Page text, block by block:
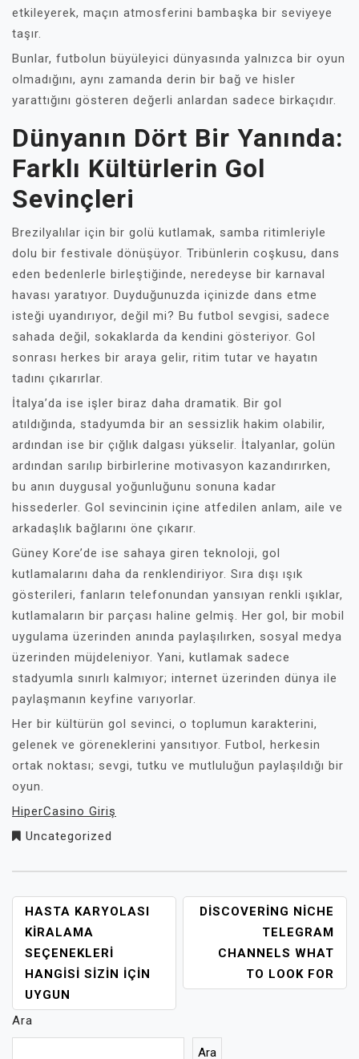
etkileyerek, maçın atmosferini bambaşka bir seviyeye
taşır.
Bunlar, futbolun büyüleyici dünyasında yalnızca bir oyun
olmadığını, aynı zamanda derin bir bağ ve hisler
yarattığını gösteren değerli anlardan sadece birkaçıdır.
Dünyanın Dört Bir Yanında:
Farklı Kültürlerin Gol
Sevinçleri
Brezilyalılar için bir golü kutlamak, samba ritimleriyle
dolu bir festivale dönüşüyor. Tribünlerin coşkusu, dans
eden bedenlerle birleştiğinde, neredeyse bir karnaval
havası yaratıyor. Duyduğunuzda içinizde dans etme
isteği uyandırıyor, değil mi? Bu futbol sevgisi, sadece
sahada değil, sokaklarda da kendini gösteriyor. Gol
sonrası herkes bir araya gelir, ritim tutar ve hayatın
tadını çıkarırlar.
İtalya’da ise işler biraz daha dramatik. Bir gol
atıldığında, stadyumda bir an sessizlik hakim olabilir,
ardından ise bir çığlık dalgası yükselir. İtalyanlar, golün
ardından sarılıp birbirlerine motivasyon kazandırırken,
bu anın duygusal yoğunluğunu sonuna kadar
hissederler. Gol sevincinin içine atfedilen anlam, aile ve
arkadaşlık bağlarını öne çıkarır.
Güney Kore’de ise sahaya giren teknoloji, gol
kutlamalarını daha da renklendiriyor. Sıra dışı ışık
gösterileri, fanların telefonundan yansıyan renkli ışıklar,
kutlamaların bir parçası haline gelmiş. Her gol, bir mobil
uygulama üzerinden anında paylaşılırken, sosyal medya
üzerinden müjdeleniyor. Yani, kutlamak sadece
stadyumla sınırlı kalmıyor; internet üzerinden dünya ile
paylaşmanın keyfine varıyorlar.
Her bir kültürün gol sevinci, o toplumun karakterini,
gelenek ve göreneklerini yansıtıyor. Futbol, herkesin
ortak noktası; sevgi, tutku ve mutluluğun paylaşıldığı bir
oyun.
HiperCasino Giriş
Uncategorized
YAZI
GEZINMESI
HASTA KARYOLASI
KIRALAMA
SEÇENEKLERI
HANGISI SIZIN İÇIN
UYGUN
DISCOVERING NICHE
TELEGRAM
CHANNELS WHAT
TO LOOK FOR
Ara
Ara